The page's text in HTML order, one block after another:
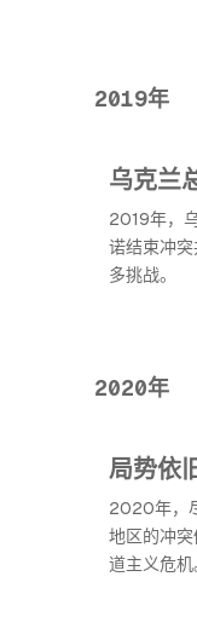
2019年
乌克兰
2019年，
诺结束冲
多挑战。
2020年
局势依
2020年，
地区的冲
道主义危机